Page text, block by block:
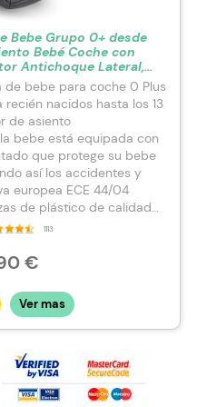
Bebe Grupo 0+ desde
Bebé Coche con
Antichoque Lateral,
de bebe para coche 0 Plus
nacidos hasta los 13
de asiento
bebe está equipada con
que protege su bebe
así los accidentes y
europea ECE 44/04
de plástico de calidad
de coche a 3kg, para
mayor confort la funda, el
pueden desmontar
no solo cumplimos
infantil vigente, sino que
materiales
1113
€
Ver mas